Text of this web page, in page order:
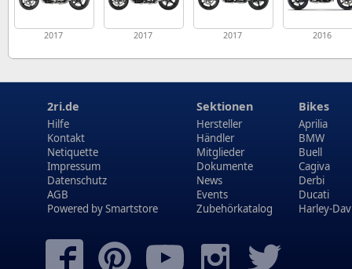
2017 2017 2017 2016
2ri.de
Hilfe
Kontakt
Netiquette
Impressum
Datenschutz
AGB
Powered bySmartstore
Sektionen
Hersteller
Händler
Mitglieder
Dokumente
News
Events
Zubehörkatalog
Bikes
Aprilia
BMW
Buell
Cagiva
Derbi
Ducati
Harley-